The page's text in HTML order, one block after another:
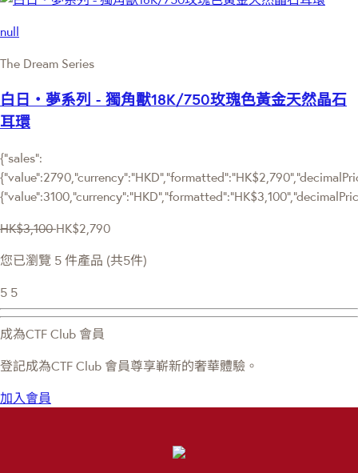
null
The Dream Series
白日‧夢系列 - 獨角獸18K/750玫瑰色黃金天然晶石
耳環
{"sales":
HK$3,100 HK$2,790
您已瀏覽 5 件產品 (共5件)
5 5
成為CTF Club 會員
登記成為CTF Club 會員尊享嶄新的奢華體驗。
加入會員